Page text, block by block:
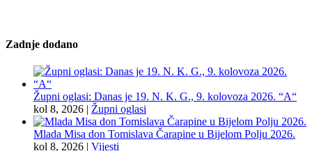
Zadnje dodano
Župni oglasi: Danas je 19. N. K. G., 9. kolovoza 2026. “A“
kol 8, 2026 | Župni oglasi
Mlada Misa don Tomislava Čarapine u Bijelom Polju 2026.
kol 8, 2026 | Vijesti